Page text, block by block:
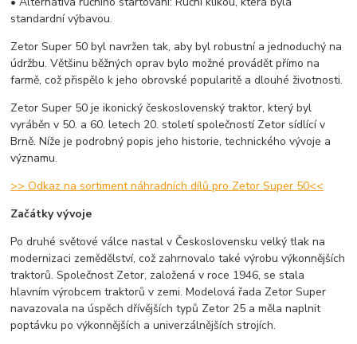
standardní výbavou.
Zetor Super 50 byl navržen tak, aby byl robustní a jednoduchý na
údržbu. Většinu běžných oprav bylo možné provádět přímo na
farmě, což přispělo k jeho obrovské popularitě a dlouhé životnosti.
Zetor Super 50 je ikonický československý traktor, který byl
vyráběn v 50. a 60. letech 20. století společností Zetor sídlící v
Brně. Níže je podrobný popis jeho historie, technického vývoje a
významu.
>> Odkaz na sortiment náhradních dílů pro Zetor Super 50<<
Začátky vývoje
Po druhé světové válce nastal v Československu velký tlak na
modernizaci zemědělství, což zahrnovalo také výrobu výkonnějších
traktorů. Společnost Zetor, založená v roce 1946, se stala
hlavním výrobcem traktorů v zemi. Modelová řada Zetor Super
navazovala na úspěch dřívějších typů Zetor 25 a měla naplnit
poptávku po výkonnějších a univerzálnějších strojích.